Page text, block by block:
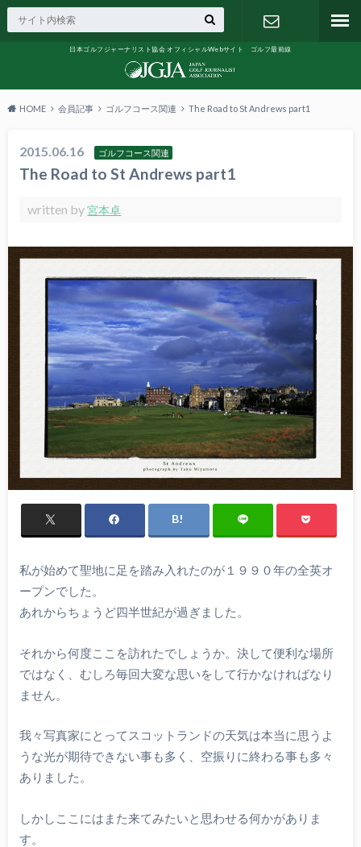
日本ゴルフジャーナリスト協会 オフィシャルWebサイト ゴルフ最前線
HOME 会員記事 ゴルフコース関連 The Road to St Andrews part1
2015.06.16 ゴルフコース関連
The Road to St Andrews part1
written by宮本卓
私が始めて聖地に足を踏み入れたのが１９９０年の全英オ
ープンでした。
あれからちょうど四半世紀が過ぎました。
それから何度ここを訪れたでしょうか。決して便利な場所
ではなく、むしろ毎回大変な思いをして行かなければなり
ません。
我々写真家にとってスコットランドの天気は本当に思うよ
うな光が期待できない事も多く、空振りに終わる事も多々
ありました。
しかしここにはまた来てみたいと思わせる何かがありま
す。